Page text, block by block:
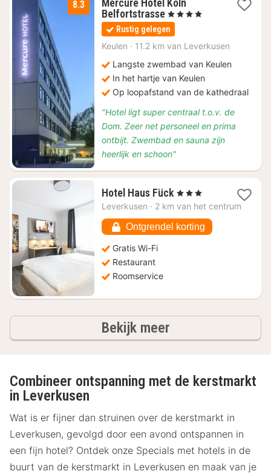
8.3
Mercure Hotel Köln
Belfortstrasse1
nacht
vanaf
€
, 4 Sterren
Rustig gelegen
Keulen · 11.2 km van Leverkusen
Langste zwembad van Keulen
In het hartje van Keulen
Op loopafstand van de kathedraal
"Hotel ligt super centraal t.o.v. de
Dom. Zeer net personeel en prima
ontbijt. Zwembad en sauna zijn
heerlijk en schoon"
Hotel Haus Fück 1
nacht
€
73,77
, 3 Sterren
Leverkusen · 2 km van het centrum
Ontgrendel korting
Gratis Wi-Fi
Restaurant
Roomservice
Bekijk meerhotels
Combineer ontspanning met de kerstmarkt
in Leverkusen
Wat is er fijner dan struinen over de kerstmarkt in
Leverkusen, gevolgd door een avond ontspannen in
een fijn hotel? Ontdek onze Specials met hotels in de
buurt van de kerstmarkt in Leverkusen en maak van je